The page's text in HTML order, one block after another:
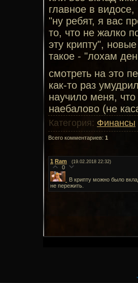
главное в
"ну ребят, я вас
то, что не жалко
эту крипту",
такое - "лохам
смотреть на это
как-то раз
научило меня,
наебалово (не
Категория: Финансы
Всего комментариев: 1
1 Ram (19.02.2018 22:32)
0
В крипту можно было
не пережить.